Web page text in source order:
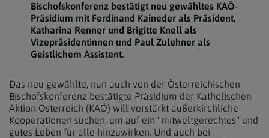
Bischofskonferenz bestätigt neu gewähltes KAÖ-
Präsidium mit Ferdinand Kaineder als Präsident,
Katharina Renner und Brigitte Knell als
Vizepräsidentinnen und Paul Zulehner als
Geistlichem Assistent.
Das neu gewählte, nun auch von der Österreichischen
Bischofskonferenz bestätigte Präsidium der Katholischen
Aktion Österreich (KAÖ) will verstärkt außerkirchliche
Kooperationen suchen, um auf ein "mitweltgerechtes" und
gutes Leben für alle hinzuwirken. Und auch bei